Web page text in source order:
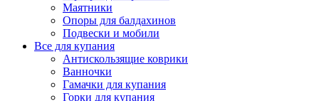
Маятники
Опоры для балдахинов
Подвески и мобили
Все для купания
Антискользящие коврики
Ванночки
Гамачки для купания
Горки для купания